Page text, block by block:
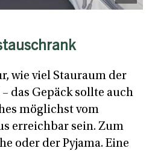
wie viel Stauraum der
das Gepäck sollte auch
möglichst vom
erreichbar sein. Zum
oder der Pyjama. Eine